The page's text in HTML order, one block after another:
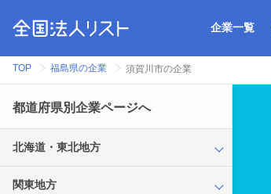
企業一覧
TOP 福島県の企業 須賀川市の企業
都道府県別企業ページへ
北海道・東北地方
関東地方